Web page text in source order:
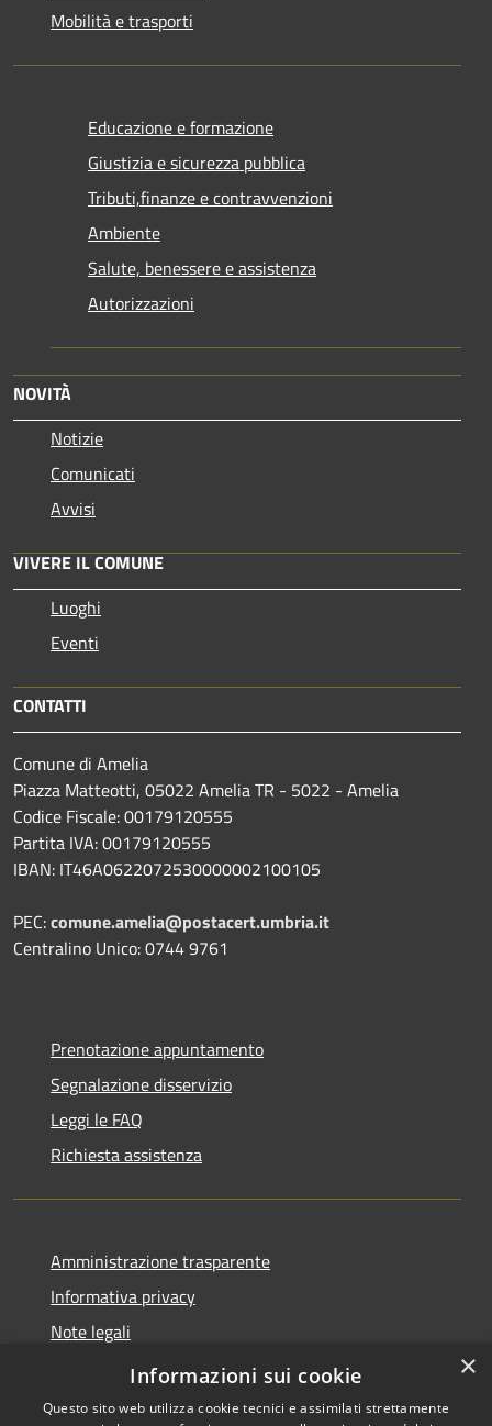
Mobilità e trasporti
Educazione e formazione
Giustizia e sicurezza pubblica
Tributi,finanze e contravvenzioni
Ambiente
Salute, benessere e assistenza
Autorizzazioni
NOVITÀ
Notizie
Comunicati
Avvisi
VIVERE IL COMUNE
Luoghi
Eventi
CONTATTI
Comune di Amelia
Piazza Matteotti, 05022 Amelia TR - 5022 - Amelia
Codice Fiscale: 00179120555
Partita IVA: 00179120555
IBAN: IT46A0622072530000002100105
PEC:comune.amelia@postacert.umbria.it
Centralino Unico: 0744 9761
Prenotazione appuntamento
Segnalazione disservizio
Leggi le FAQ
Richiesta assistenza
Amministrazione trasparente
Informativa privacy
Note legali
Dichiarazione di accessibilità
×
Informazioni sui cookie
Questo sito web utilizza cookie tecnici e assimilati strettamente